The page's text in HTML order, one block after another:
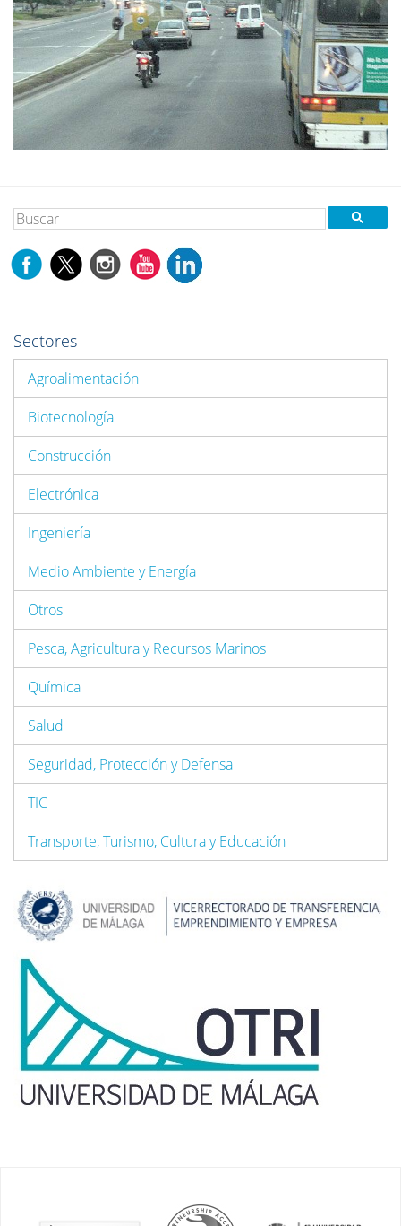
Sectores
Agroalimentación
Biotecnología
Construcción
Electrónica
Ingeniería
Medio Ambiente y Energía
Otros
Pesca, Agricultura y Recursos Marinos
Química
Salud
Seguridad, Protección y Defensa
TIC
Transporte, Turismo, Cultura y Educación